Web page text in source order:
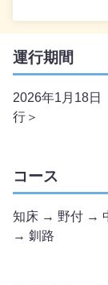
運行期間
2026年1月18日
行＞
コース
知床 → 野付 →
→ 釧路